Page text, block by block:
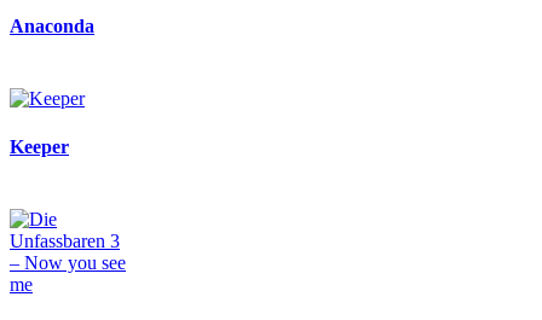
Anaconda
Keeper